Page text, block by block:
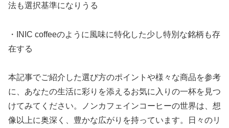
法も選択基準になりうる
・INIC coffeeのように風味に特化した少し特別な銘柄も存
在する
本記事でご紹介した選び方のポイントや様々な商品を参考
に、あなたの生活に彩りを添えるお気に入りの一杯を見つ
けてみてください。ノンカフェインコーヒーの世界は、想
像以上に奥深く、豊かな広がりを持っています。日々のリ